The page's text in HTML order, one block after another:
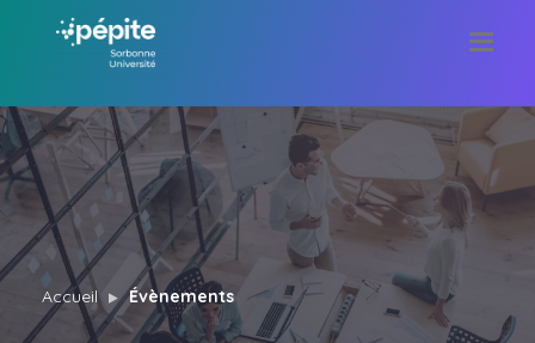
Accueil Évènements